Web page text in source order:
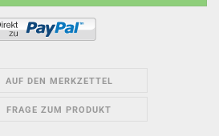
AUF DEN MERKZETTEL
FRAGE ZUM PRODUKT